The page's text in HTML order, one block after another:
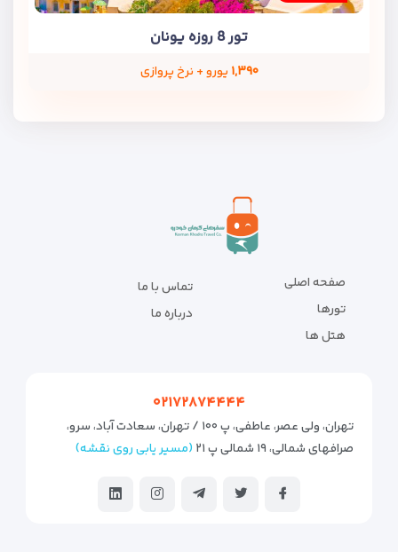
تور 8 روزه یونان
۱,۳۹۰ یورو + نرخ پروازی
صفحه اصلی
تورها
هتل ها
تماس با ما
درباره ما
۰۲۱۷۲۸۷۴۴۴۴
تهران، ولی عصر، عاطفی، پ ۱۰۰ / تهران، سعادت آباد، سرو،
صرافهای شمالی، ۱۹ شمالی پ ۲۱
(مسیر یابی روی نقشه)